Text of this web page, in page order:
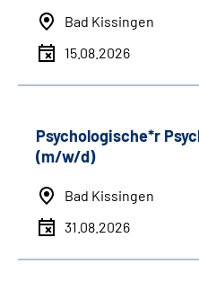
Bad Kissingen
15.08.2026
Psychologische*r
(m/w/d)
Bad Kissingen
31.08.2026